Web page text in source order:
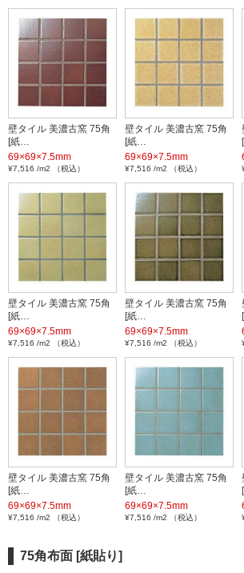
壁タイル 美濃古窯 75角
[紙…
69×69×7.5mm
¥7,516 /m2 （税込）
壁タイル 美濃古窯 75角
[紙…
69×69×7.5mm
¥7,516 /m2 （税込）
壁タイル 美濃古窯 75角
[紙…
69×69×7.5mm
¥7,516 /m2 （税込）
壁タイル 美濃古窯 75角
[紙…
69×69×7.5mm
¥7,516 /m2 （税込）
壁タイル 美濃古窯 75角
[紙…
69×69×7.5mm
¥7,516 /m2 （税込）
壁タイル 美濃古窯 75角
[紙…
69×69×7.5mm
¥7,516 /m2 （税込）
75角布面 [紙貼り]